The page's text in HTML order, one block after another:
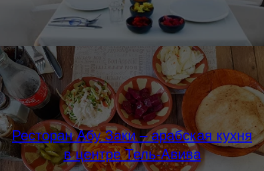
Ресторан Абу Заки – арабская кухня
в центре Тель-Авива